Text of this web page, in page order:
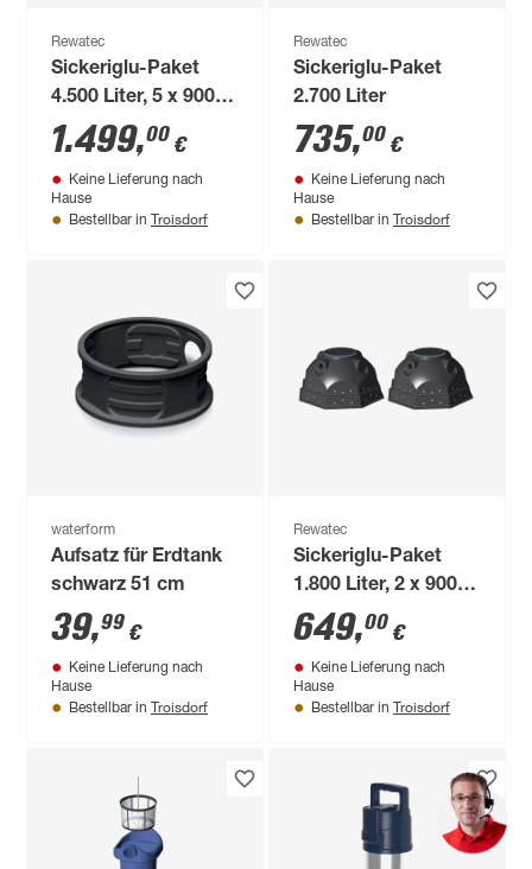
Rewatec
Sickeriglu-Paket
4.500 Liter, 5 x 900
Liter
1.499,00 €
Keine Lieferung nach
Hause
Bestellbar in Troisdorf
Rewatec
Sickeriglu-Paket
2.700 Liter
735,00 €
Keine Lieferung nach
Hause
Bestellbar in Troisdorf
waterform
Aufsatz für Erdtank
schwarz 51 cm
39,99 €
Keine Lieferung nach
Hause
Bestellbar in Troisdorf
Rewatec
Sickeriglu-Paket
1.800 Liter, 2 x 900
Liter
649,00 €
Keine Lieferung nach
Hause
Bestellbar in Troisdorf